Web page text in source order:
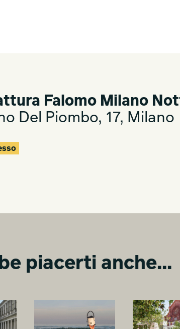
Falomo Milano
Del Piombo, 17, Milano
piacerti anche...